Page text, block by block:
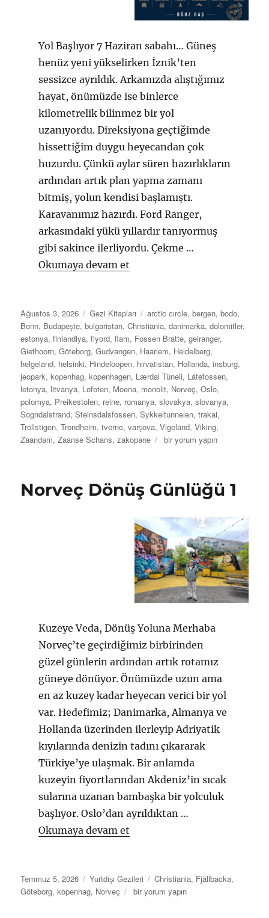
Yol Başlıyor 7 Haziran sabahı… Güneş
henüz yeni yükselirken İznik’ten
sessizce ayrıldık. Arkamızda alıştığımız
hayat, önümüzde ise binlerce
kilometrelik bilinmez bir yol
uzanıyordu. Direksiyona geçtiğimde
hissettiğim duygu heyecandan çok
huzurdu. Çünkü aylar süren hazırlıkların
ardından artık plan yapma zamanı
bitmiş, yolun kendisi başlamıştı.
Karavanımız hazırdı. Ford Ranger,
arkasındaki yükü yıllardır tanıyormuş
gibi sakince ilerliyordu. Çekme …
Okumaya devam et“İznik’ten Kuzey Kutup
Yayın
tarihi
Ağustos 3, 2026 Kategoriler
Gezi Kitapları Etiketler
arctic cırcle,bergen,bodo,
Bonn, Budapeşte,bulgaristan,Christiania,danimarka,dolomitler,
estonya,finlandiya,fiyord,flam, Fossen Bratte,geiranger,
Giethoorn,Göteborg,Gudvangen, Haarlem, Heidelberg,
helgeland, helsinki, Hindeloopen, hırvatistan, Hollanda,insburg,
jeopark,kopenhag,kopenhagen, Lærdal Tüneli, Låtefossen,
letonya, litvanya, Lofoten, Moena, monolit, Norveç,Oslo,
polomya, Preikestolen, reine, romanya,slovakya,slovanya,
Sogndalstrand,Steinsdalsfossen,Sykkeltunnelen,trakai,
Trollstigen,Trondheim,tverne,varşova,Vigeland,Viking,
Zaandam,Zaanse Schans,zakopane
İznik’ten
için
bir yorum yapın
Norveç Dönüş Günlüğü 1
Kuzeye Veda, Dönüş Yoluna Merhaba
Norveç’te geçirdiğimiz birbirinden
güzel günlerin ardından artık rotamız
güneye dönüyor. Önümüzde uzun ama
en az kuzey kadar heyecan verici bir yol
var. Hedefimiz; Danimarka, Almanya ve
Hollanda üzerinden ilerleyip Adriyatik
kıyılarında denizin tadını çıkararak
Türkiye’ye ulaşmak. Bir anlamda
kuzeyin fiyortlarından Akdeniz’in sıcak
sularına uzanan bambaşka bir yolculuk
başlıyor. Oslo’dan ayrıldıktan …
Okumaya devam et“Norveç Dönüş Günlüğü 1”
Yayın
tarihi
Temmuz 5, 2026 Kategoriler
Yurtdışı Gezileri Etiketler
Christiania, Fjällbacka,
Göteborg,kopenhag, Norveç
Norveç
bir yorum yapın